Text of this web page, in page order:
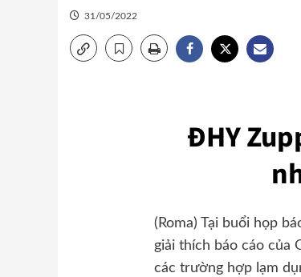
31/05/2022
ĐHY
(Roma) Tại buổi họp
giải thích báo cáo của
các trường hợp lạm